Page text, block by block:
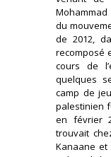
du
de 2012,
recomposé
cours de
quelques
camp de
palestinien
en février
trouvait
Kanaane et